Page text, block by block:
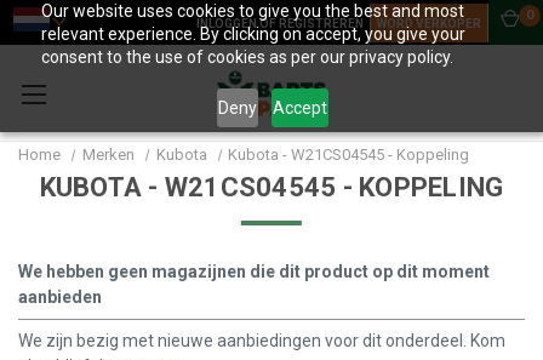
Our website uses cookies to give you the best and most
relevant experience. By clicking on accept, you give your
consent to the use of cookies as per our privacy policy.
Deny Accept
INLOGGEN OF REGISTREREN WORD VERKOPER
0
Home Merken Kubota Kubota - W21CS04545 - Koppeling
KUBOTA - W21CS04545 - KOPPELING
We hebben geen magazijnen die dit product op dit moment
aanbieden
We zijn bezig met nieuwe aanbiedingen voor dit onderdeel. Kom